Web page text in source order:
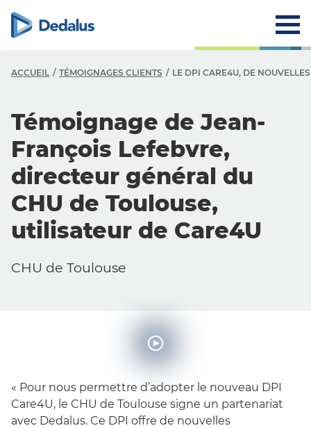
ACCUEIL TÉMOIGNAGES CLIENTS LE DPI CARE4U, DE
Témoignage de Jean-
François Lefebvre,
directeur général du
CHU de Toulouse,
utilisateur de Care4U
CHU de Toulouse
« Pour nous permettre d’adopter le nouveau DPI
Care4U, le CHU de Toulouse signe un partenariat
avec Dedalus. Ce DPI offre de nouvelles